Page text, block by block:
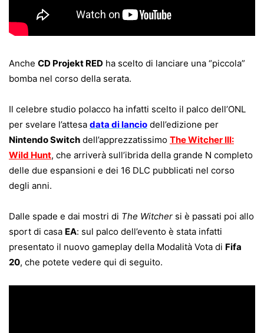
Anche CD Projekt RED ha scelto di lanciare una “piccola”
bomba nel corso della serata.
Il celebre studio polacco ha infatti scelto il palco dell’ONL
per svelare l’attesa data di lancio dell’edizione per
Nintendo Switch dell’apprezzatissimo The Witcher III:
Wild Hunt, che arriverà sull’ibrida della grande N completo
delle due espansioni e dei 16 DLC pubblicati nel corso
degli anni.
Dalle spade e dai mostri di The Witcher si è passati poi allo
sport di casa EA: sul palco dell’evento è stata infatti
presentato il nuovo gameplay della Modalità Vota di Fifa
20, che potete vedere qui di seguito.